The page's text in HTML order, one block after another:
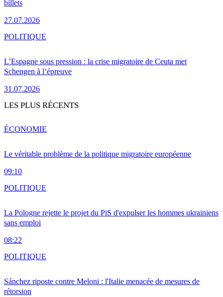
billets
27.07.2026
L’Espagne sous pression : la crise migratoire de Ceuta met
Schengen à l’épreuve
31.07.2026
POLITIQUE
LES PLUS RÉCENTS
Le véritable problème de la politique migratoire européenne
09:10
ÉCONOMIE
La Pologne rejette le projet du PiS d'expulser les hommes ukrainiens
sans emploi
08:22
POLITIQUE
Sánchez riposte contre Meloni : l'Italie menacée de mesures de
rétorsion
POLITIQUE